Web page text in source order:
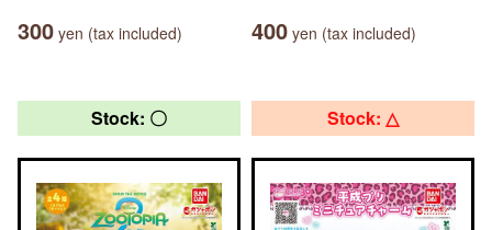
300 yen (tax included) 400 yen (tax included)
Stock: 〇 Stock: △